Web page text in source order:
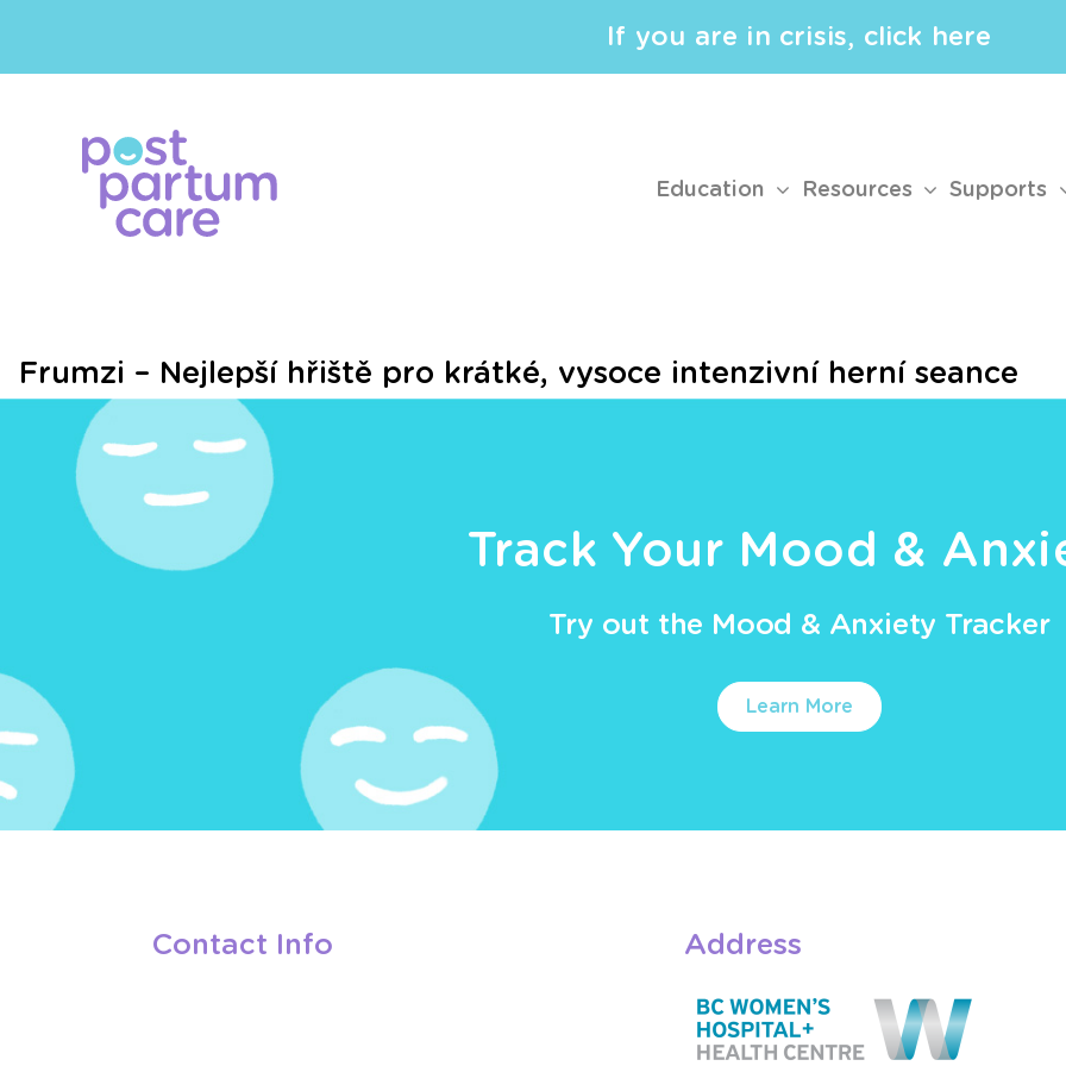
If you are in crisis, click here
Education Resources Supports
Frumzi – Nejlepší hřiště pro krátké, vysoce intenzivní herní seance
Track Your Mood &
Try out the Mood & Anxiety Tracker
Learn More
Contact Info Address